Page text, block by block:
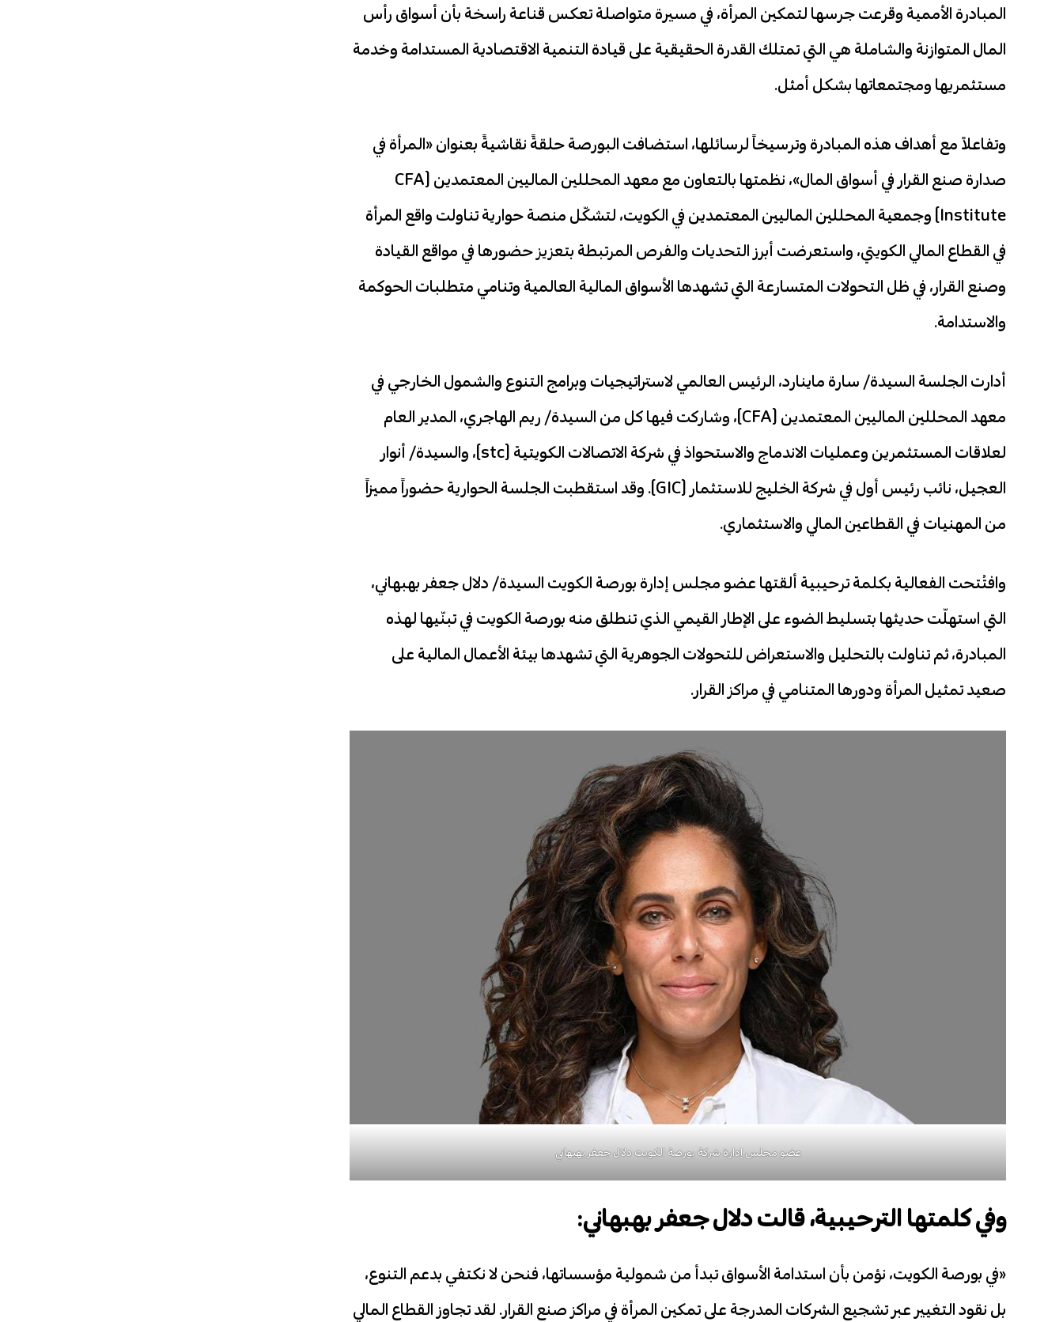
المبادرة الأممية وقرعت جرسها لتمكين المرأة، في مسيرة متواصلة تعكس قناعة راسخة بأن أسواق رأس
المال المتوازنة والشاملة هي التي تمتلك القدرة الحقيقية على قيادة التنمية الاقتصادية المستدامة وخدمة
مستثمريها ومجتمعاتها بشكل أمثل.
وتفاعلاً مع أهداف هذه المبادرة وترسيخاً لرسائلها، استضافت البورصة حلقةً نقاشيةً بعنوان «المرأة في
صدارة صنع القرار في أسواق المال»، نظمتها بالتعاون مع معهد المحللين الماليين المعتمدين (CFA
Institute) وجمعية المحللين الماليين المعتمدين في الكويت، لتشكّل منصة حوارية تناولت واقع المرأة
في القطاع المالي الكويتي، واستعرضت أبرز التحديات والفرص المرتبطة بتعزيز حضورها في مواقع القيادة
وصنع القرار، في ظل التحولات المتسارعة التي تشهدها الأسواق المالية العالمية وتنامي متطلبات الحوكمة
والاستدامة.
أدارت الجلسة السيدة/ سارة ماينارد، الرئيس العالمي لاستراتيجيات وبرامج التنوع والشمول الخارجي في
معهد المحللين الماليين المعتمدين (CFA)، وشاركت فيها كل من السيدة/ ريم الهاجري، المدير العام
لعلاقات المستثمرين وعمليات الاندماج والاستحواذ في شركة الاتصالات الكويتية (stc)، والسيدة/ أنوار
العجيل، نائب رئيس أول في شركة الخليج للاستثمار (GIC). وقد استقطبت الجلسة الحوارية حضوراً مميزاً
من المهنيات في القطاعين المالي والاستثماري.
وافتُتحت الفعالية بكلمة ترحيبية ألقتها عضو مجلس إدارة بورصة الكويت السيدة/ دلال جعفر بهبهاني،
التي استهلّت حديثها بتسليط الضوء على الإطار القيمي الذي تنطلق منه بورصة الكويت في تبنّيها لهذه
المبادرة، ثم تناولت بالتحليل والاستعراض للتحولات الجوهرية التي تشهدها بيئة الأعمال المالية على
صعيد تمثيل المرأة ودورها المتنامي في مراكز القرار.
عضو مجلس إدارة شركة بورصة الكويت دلال جعفر بهبهاني
وفي كلمتها الترحيبية، قالت دلال جعفر بهبهاني:
«في بورصة الكويت، نؤمن بأن استدامة الأسواق تبدأ من شمولية مؤسساتها، فنحن لا نكتفي بدعم التنوع،
بل نقود التغيير عبر تشجيع الشركات المدرجة على تمكين المرأة في مراكز صنع القرار. لقد تجاوز القطاع المالي